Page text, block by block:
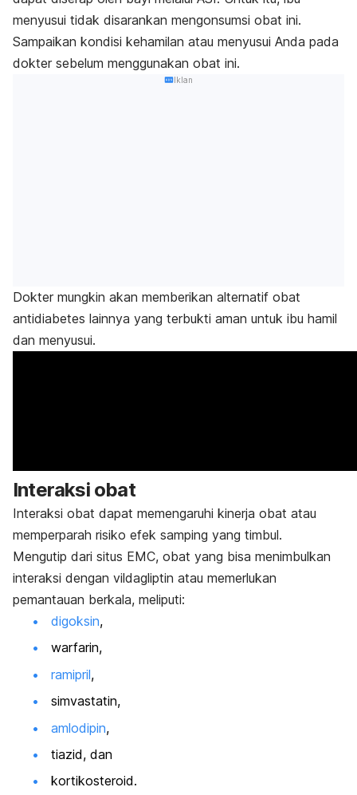
menyusui tidak disarankan mengonsumsi obat ini.
Sampaikan kondisi kehamilan atau menyusui Anda pada
dokter sebelum menggunakan obat ini.
Iklan
Dokter mungkin akan memberikan alternatif obat
antidiabetes lainnya yang terbukti aman untuk ibu hamil
dan menyusui.
Interaksi obat
Interaksi obat dapat memengaruhi kinerja obat atau
memperparah risiko efek samping yang timbul.
Mengutip dari situs EMC, obat yang bisa menimbulkan
interaksi dengan vildagliptin atau memerlukan
pemantauan berkala, meliputi:
digoksin,
warfarin,
ramipril,
simvastatin,
amlodipin,
tiazid, dan
kortikosteroid.